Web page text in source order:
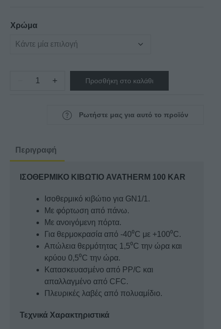
Χρώμα
ΙΣΟΘΕΡΜΙΚΟ+ Προσθήκη στο καλάθι
Ρωτήστε μας για αυτό το προϊόν
Περιγραφή
ΙΣΟΘΕΡΜΙΚΟ ΚΙΒΩΤΙΟ AVATHERM 100 KAR
Ισοθερμικό κιβώτιο για GN1/1.
Με φόρτωση από πάνω.
Με ανοιγόμενη πόρτα.
Για θερμοκρασία από -40⁰C με +100⁰C.
Απώλεια θερμότητας 1,5⁰C την ώρα και
κρύου 0,5⁰C την ώρα.
Κατασκευασμένο από PP/C και
απαλλαγμένο από CFC.
Πλευρικές λαβές από πολυαμίδιο.
Τεχνικά Χαρακτηριστικά